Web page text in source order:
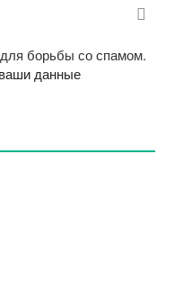
борьбы со спамом.
данные